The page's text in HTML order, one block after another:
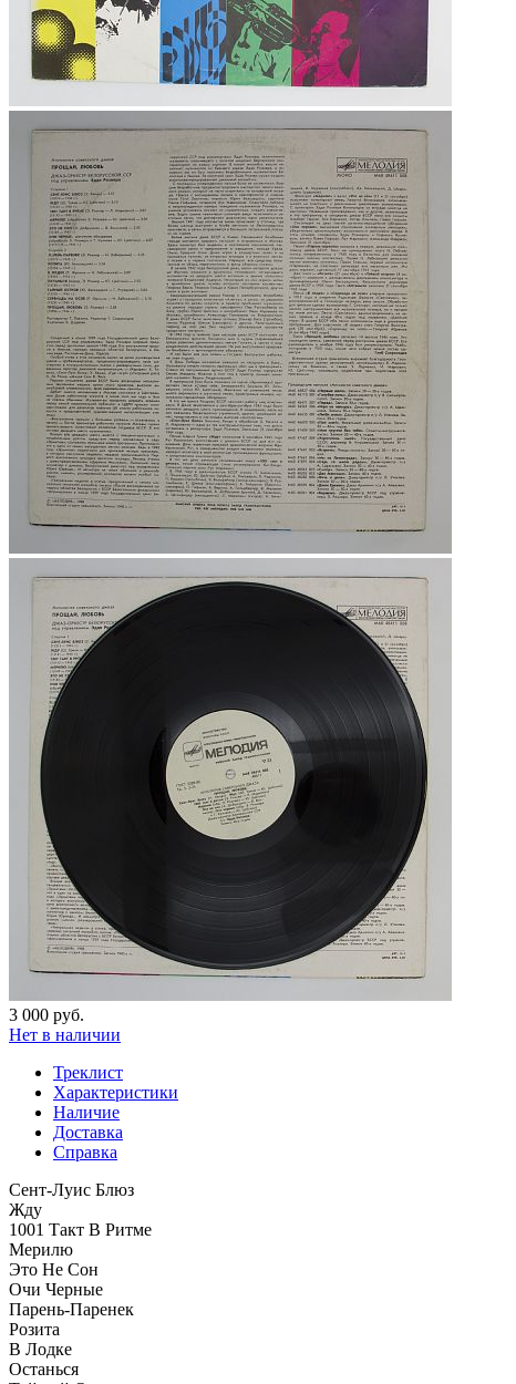
3 000 руб.
Нет в наличии
Треклист
Характеристики
Наличие
Доставка
Справка
Сент-Луис Блюз
Жду
1001 Такт В Ритме
Мерилю
Это Не Сон
Очи Черные
Парень-Паренек
Розита
В Лодке
Останься